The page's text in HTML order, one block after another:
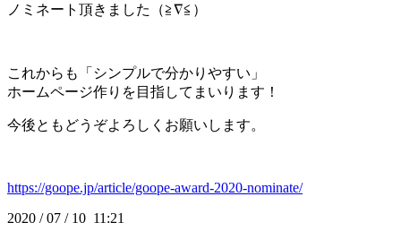
ノミネート頂きました（≧∇≦）
これからも「シンプルで分かりやすい」
ホームページ作りを目指してまいります！
今後ともどうぞよろしくお願いします。
https://goope.jp/article/goope-award-2020-nominate/
2020 /07 / 10 11:21